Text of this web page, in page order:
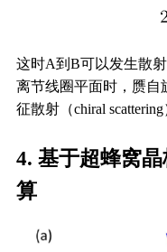
这时A到B可以发生散
离节线圈平面时，赝自
征散射（chiral scattering
4. 基于超蜂窝
算